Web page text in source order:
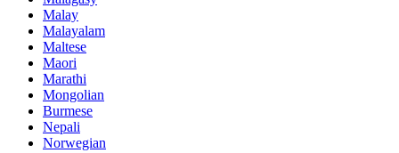
Malay
Malayalam
Maltese
Maori
Marathi
Mongolian
Burmese
Nepali
Norwegian